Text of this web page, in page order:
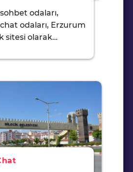
odaları,
odaları, Erzurum
sitesi olarak…